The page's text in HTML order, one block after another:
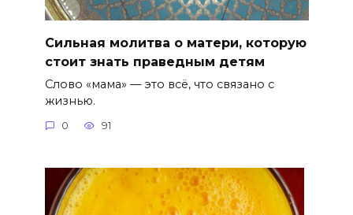
Сильная молитва о матери, которую
стоит знать праведным детям
Слово «мама» — это всё, что связано с
жизнью.
0 91